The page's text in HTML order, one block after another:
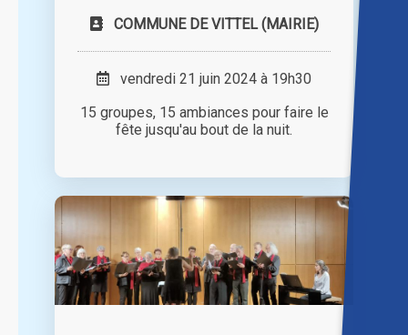
COMMUNE DE VITTEL (MAIRIE)
vendredi 21 juin 2024 à 19h30
15 groupes, 15 ambiances pour faire le
fête jusqu'au bout de la nuit.